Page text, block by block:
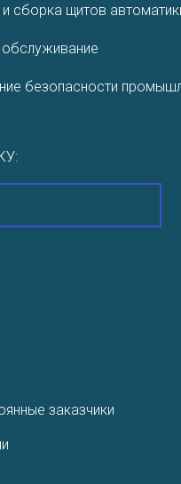
приходится хранить
сборка щитов
безопасности
заказчики